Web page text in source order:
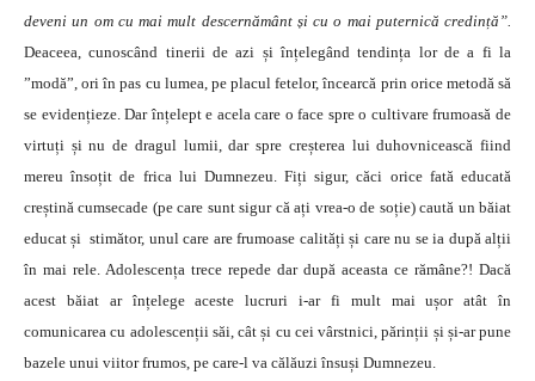
deveni un om cu mai mult descernământ și cu o mai puternică credință”.
Deaceea, cunoscând tinerii de azi și înțelegând tendința lor de a fi la
”modă”, ori în pas cu lumea, pe placul fetelor, încearcă prin orice metodă să
se evidențieze. Dar înțelept e acela care o face spre o cultivare frumoasă de
virtuți și nu de dragul lumii, dar spre creșterea lui duhovnicească fiind
mereu însoțit de frica lui Dumnezeu. Fiți sigur, căci orice fată educată
creștină cumsecade (pe care sunt sigur că ați vrea-o de soție) caută un băiat
educat și stimător, unul care are frumoase calități și care nu se ia după alții
în mai rele. Adolescența trece repede dar după aceasta ce rămâne?! Dacă
acest băiat ar înțelege aceste lucruri i-ar fi mult mai ușor atât în
comunicarea cu adolescenții săi, cât și cu cei vârstnici, părinții și și-ar pune
bazele unui viitor frumos, pe care-l va călăuzi însuși Dumnezeu.